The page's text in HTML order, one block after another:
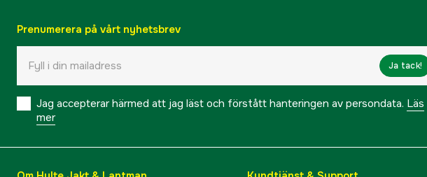
Prenumerera på vårt nyhetsbrev
Ja tack!
Jag accepterar härmed att jag läst och förstått hanteringen av persondata. Läs
mer